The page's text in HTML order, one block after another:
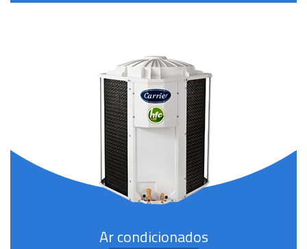
Ar condicionados